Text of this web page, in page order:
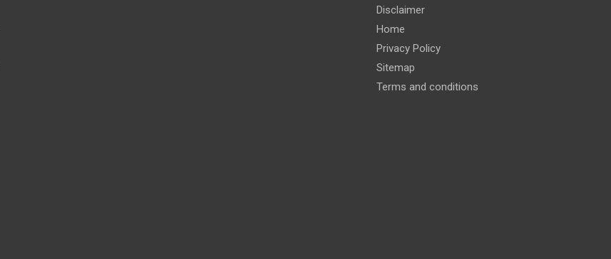
Disclaimer
Home
Privacy Policy
Sitemap
Terms and conditions